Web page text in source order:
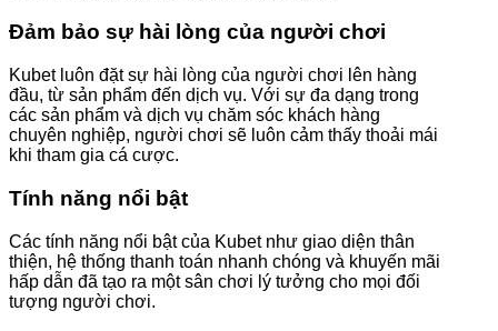
Đảm bảo sự hài lòng của người chơi
Kubet luôn đặt sự hài lòng của người chơi lên hàng
đầu, từ sản phẩm đến dịch vụ. Với sự đa dạng trong
các sản phẩm và dịch vụ chăm sóc khách hàng
chuyên nghiệp, người chơi sẽ luôn cảm thấy thoải mái
khi tham gia cá cược.
Tính năng nổi bật
Các tính năng nổi bật của Kubet như giao diện thân
thiện, hệ thống thanh toán nhanh chóng và khuyến mãi
hấp dẫn đã tạo ra một sân chơi lý tưởng cho mọi đối
tượng người chơi.